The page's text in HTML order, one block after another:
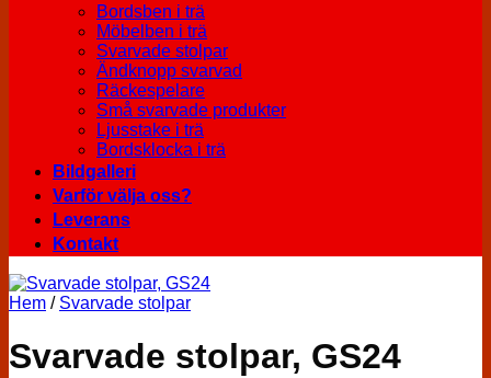
Bordsben i trä
Möbelben i trä
Svarvade stolpar
Ändknopp svarvad
Räckespelare
Små svarvade produkter
Ljusstake i trä
Bordsklocka i trä
Bildgalleri
Varför välja oss?
Leverans
Kontakt
Hem / Svarvade stolpar
Svarvade stolpar, GS24